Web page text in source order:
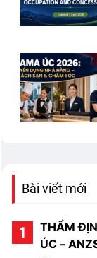
Bài viết mới
THẨM
ÚC –